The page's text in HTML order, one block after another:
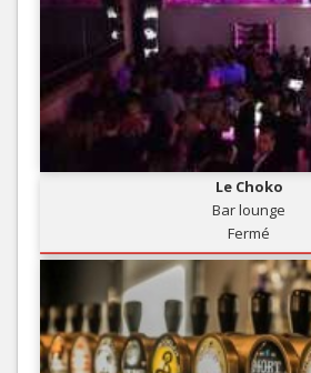
Le Choko
Bar lounge
Fermé